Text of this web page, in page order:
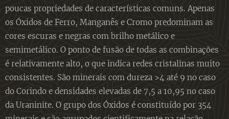
poucas propriedades de características comuns. Apenas
os Óxidos de Ferro, Manganês e Cromo predominam as
cores escuras e negras com brilho metálico e
semimetálico. O ponto de fusão de todas as combinações
é relativamente alto, o que indica redes cristalinas muito
consistentes. São minerais com dureza >4 até 9 no caso
do Corindo e densidades elevadas de 7,5 a 10,95 no caso
da Uraninite. O grupo dos Óxidos é constituído por 354